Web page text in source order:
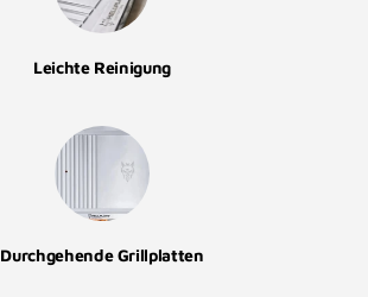
Leichte Reinigung
Durchgehende Grillplatten